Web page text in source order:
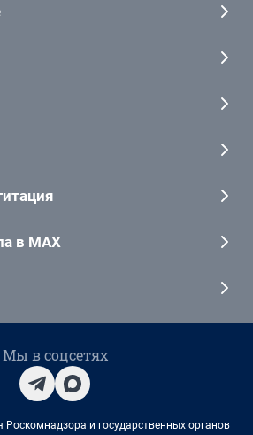
в MAX
Мы в соцсетях
и государственных органов